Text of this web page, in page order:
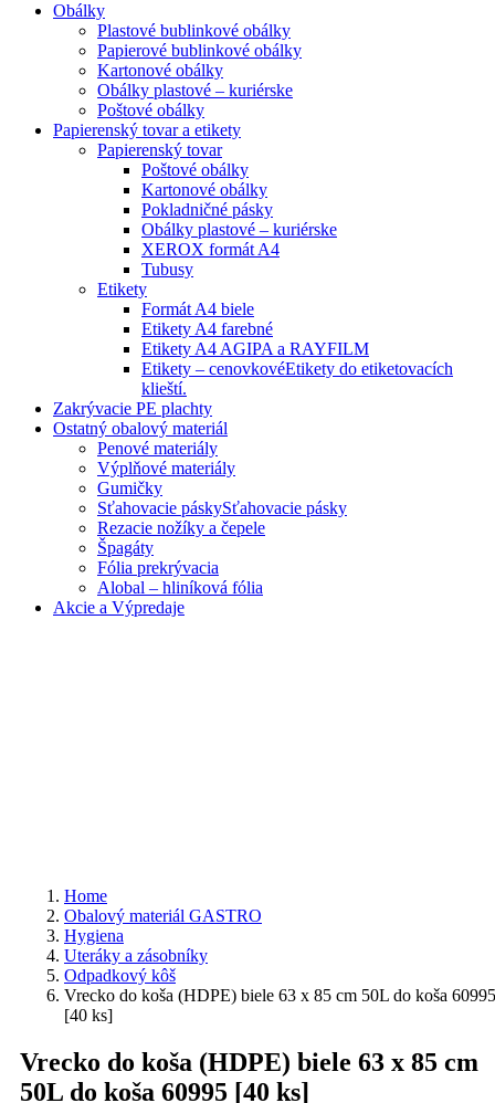
Obálky
Plastové bublinkové obálky
Papierové bublinkové obálky
Kartonové obálky
Obálky plastové – kuriérske
Poštové obálky
Papierenský tovar a etikety
Papierenský tovar
Poštové obálky
Kartonové obálky
Pokladničné pásky
Obálky plastové – kuriérske
XEROX formát A4
Tubusy
Etikety
Formát A4 biele
Etikety A4 farebné
Etikety A4 AGIPA a RAYFILM
Etikety – cenovkovéEtikety do etiketovacích
klieští.
Zakrývacie PE plachty
Ostatný obalový materiál
Penové materiály
Výplňové materiály
Gumičky
Sťahovacie páskySťahovacie pásky
Rezacie nožíky a čepele
Špagáty
Fólia prekrývacia
Alobal – hliníková fólia
Akcie a Výpredaje
Home
Obalový materiál GASTRO
Hygiena
Uteráky a zásobníky
Odpadkový kôš
Vrecko do koša (HDPE) biele 63 x 85 cm 50L do koša 60995
[40 ks]
Vrecko do koša (HDPE) biele 63 x 85 cm
50L do koša 60995 [40 ks]